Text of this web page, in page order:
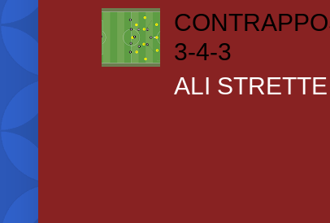
3-4-3
ALI STRETTE